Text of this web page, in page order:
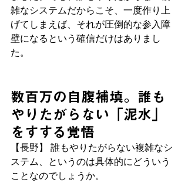
雑なシステムだからこそ、一度作り上
げてしまえば、それが圧倒的な参入障
壁になるという確信だけはありまし
た。
数百万の自腹補填。誰も
やりたがらない「泥水」
をすする覚悟
【長野】 誰もやりたがらない複雑なシ
ステム、というのは具体的にどういう
ことなのでしょうか。